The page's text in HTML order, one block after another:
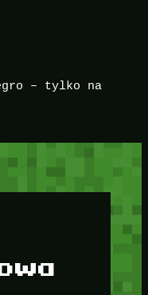
– tylko na